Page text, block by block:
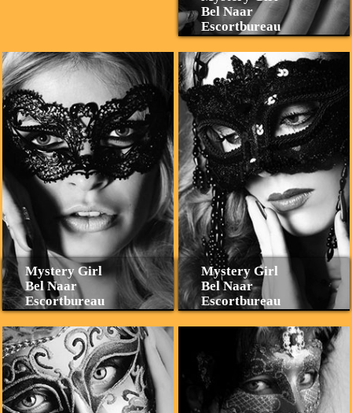
Bel Naar
Escortbureau
Mystery Girl
Bel Naar
Escortbureau
Mystery Girl
Bel Naar
Escortbureau